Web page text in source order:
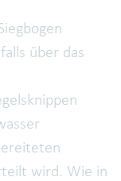
über das
wird. Wie in